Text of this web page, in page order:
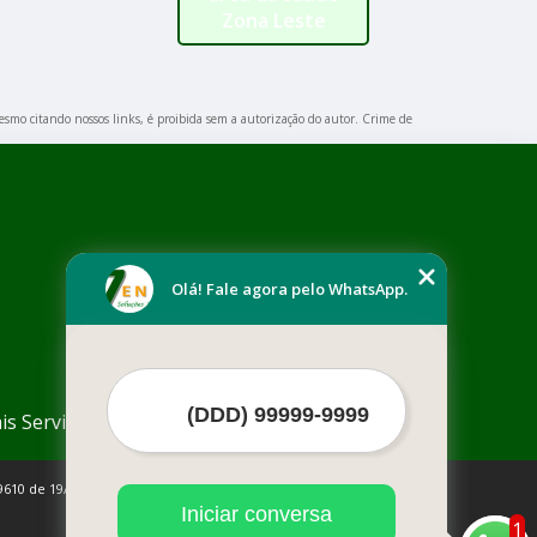
Zona Leste
citando nossos links, é proibida sem a autorização do autor. Crime de
Serviços
de 19/02/1998)
1
Olá! Fale agora pelo WhatsApp.
Iniciar conversa